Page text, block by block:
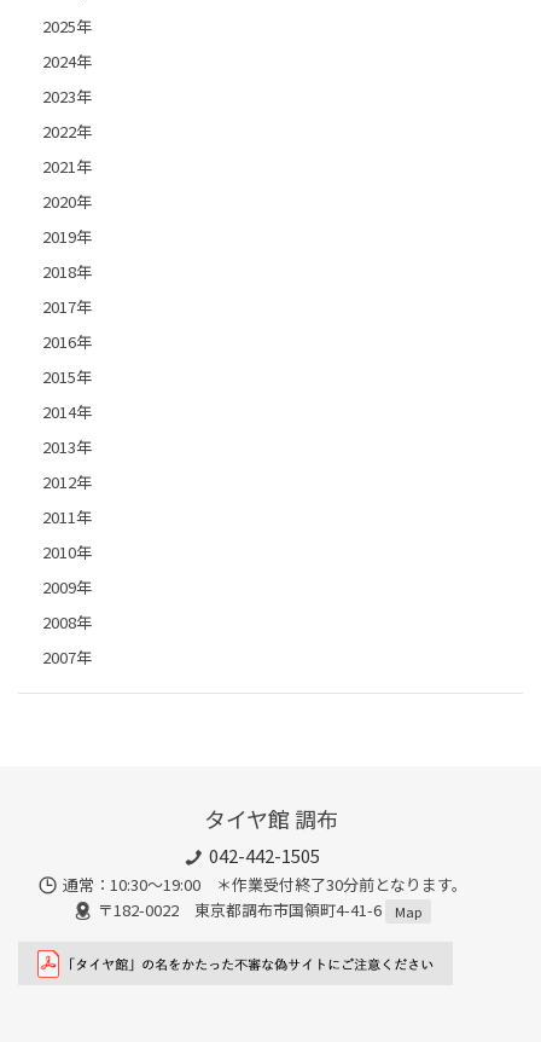
2025年
2024年
2023年
2022年
2021年
2020年
2019年
2018年
2017年
2016年
2015年
2014年
2013年
2012年
2011年
2010年
2009年
2008年
2007年
タイヤ館 調布
042-442-1505
通常：10:30～19:00 ＊作業受付終了30分前となります。
〒182-0022 東京都調布市国領町4-41-6
Map